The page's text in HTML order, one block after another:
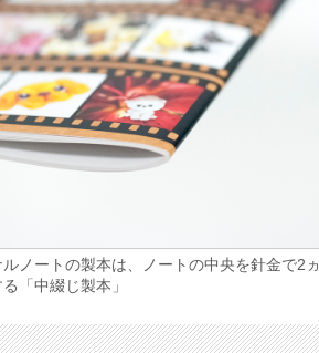
ノートの製本は、ノートの中央を針金で2ヵ
「中綴じ製本」